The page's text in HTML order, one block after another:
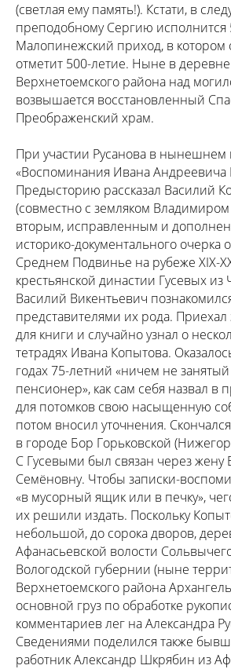
(светлая ему память!). Кстати, в
преподобному Сергию исполнится
Малопинежский приход, в котором
отметит 500-летие. Ныне в
Верхнетоемского района над
возвышается восстановленный
Преображенский храм.
При участии Русанова в
«Воспоминания Ивана Андреевича
Предысторию рассказал Василий
(совместно с земляком
вторым, исправленным и
историко-документального очерка
Среднем Подвинье на рубеже XIX-
крестьянской династии Гусевых из
Василий Викентьевич
представителями их рода.
для книги и случайно узнал о
тетрадях Ивана Копытова.
годах 75-летний «ничем не занятый
пенсионер», как сам себя назвал в
для потомков свою насыщенную
потом вносил уточнения.
в городе Бор Горьковской
С Гусевыми был связан через жену
Семёновну. Чтобы записки-
«в мусорный ящик или в печку»,
их решили издать. Поскольку
небольшой, до сорока дворов,
Афанасьевской волости
Вологодской губернии (ныне
Верхнетоемского района
основной груз по обработке
комментариев лег на Александра
Сведениями поделился также
работник Александр Шкрябин из